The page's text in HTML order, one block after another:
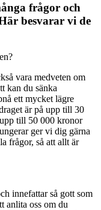
frågor och
besvarar vi de
vara medveten om
kan du sänka
ett mycket lägre
är på upp till 30
till 50 000 kronor
ger vi dig gärna
frågor, så att allt är
innefattar så gott som
anlita oss om du